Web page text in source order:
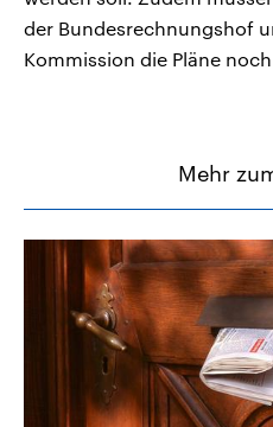
der Bundesrechnungshof
Kommission die Pläne
Mehr